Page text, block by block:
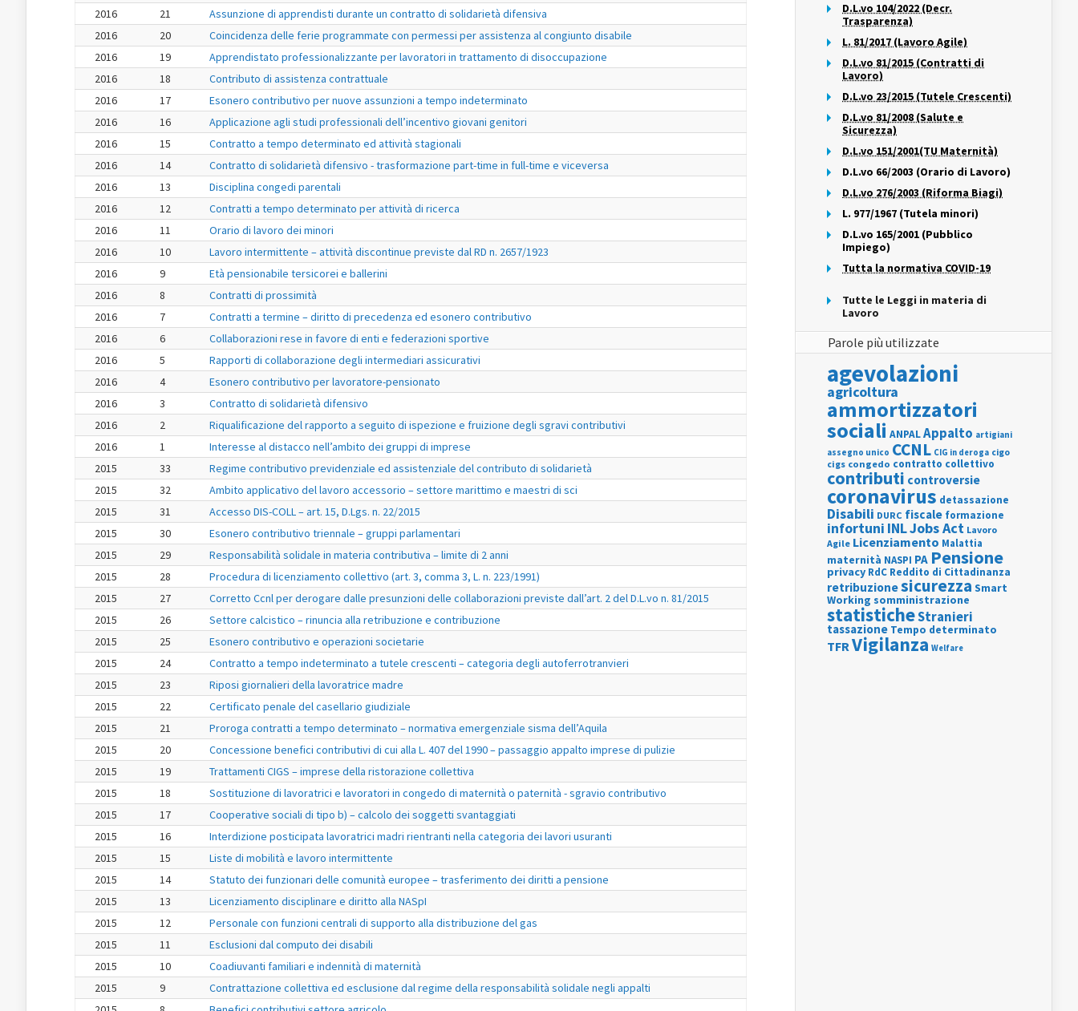
2016
21
Assunzione di apprendisti durante un contratto di solidarietà difensiva
2016
20
Coincidenza delle ferie programmate con permessi per assistenza al congiunto disabile
2016
19
Apprendistato professionalizzante per lavoratori in trattamento di disoccupazione
2016
18
Contributo di assistenza contrattuale
2016
17
Esonero contributivo per nuove assunzioni a tempo indeterminato
2016
16
Applicazione agli studi professionali dell’incentivo giovani genitori
2016
15
Contratto a tempo determinato ed attività stagionali
2016
14
Contratto di solidarietà difensivo - trasformazione part-time in full-time e viceversa
2016
13
Disciplina congedi parentali
2016
12
Contratti a tempo determinato per attività di ricerca
2016
11
Orario di lavoro dei minori
2016
10
Lavoro intermittente – attività discontinue previste dal RD n. 2657/1923
2016
9
Età pensionabile tersicorei e ballerini
2016
8
Contratti di prossimità
2016
7
Contratti a termine – diritto di precedenza ed esonero contributivo
2016
6
Collaborazioni rese in favore di enti e federazioni sportive
2016
5
Rapporti di collaborazione degli intermediari assicurativi
2016
4
Esonero contributivo per lavoratore-pensionato
2016
3
Contratto di solidarietà difensivo
2016
2
Riqualificazione del rapporto a seguito di ispezione e fruizione degli sgravi contributivi
2016
1
Interesse al distacco nell’ambito dei gruppi di imprese
2015
33
Regime contributivo previdenziale ed assistenziale del contributo di solidarietà
2015
32
Ambito applicativo del lavoro accessorio – settore marittimo e maestri di sci
2015
31
Accesso DIS-COLL – art. 15, D.Lgs. n. 22/2015
2015
30
Esonero contributivo triennale – gruppi parlamentari
2015
29
Responsabilità solidale in materia contributiva – limite di 2 anni
2015
28
Procedura di licenziamento collettivo (art. 3, comma 3, L. n. 223/1991)
2015
27
Corretto Ccnl per derogare dalle presunzioni delle collaborazioni previste dall’art. 2 del D.L.vo n. 81/2015
2015
26
Settore calcistico – rinuncia alla retribuzione e contribuzione
2015
25
Esonero contributivo e operazioni societarie
2015
24
Contratto a tempo indeterminato a tutele crescenti – categoria degli autoferrotranvieri
2015
23
Riposi giornalieri della lavoratrice madre
2015
22
Certificato penale del casellario giudiziale
2015
21
Proroga contratti a tempo determinato – normativa emergenziale sisma dell’Aquila
2015
20
Concessione benefici contributivi di cui alla L. 407 del 1990 – passaggio appalto imprese di pulizie
2015
19
Trattamenti CIGS – imprese della ristorazione collettiva
2015
18
Sostituzione di lavoratrici e lavoratori in congedo di maternità o paternità - sgravio contributivo
2015
17
Cooperative sociali di tipo b) – calcolo dei soggetti svantaggiati
2015
16
Interdizione posticipata lavoratrici madri rientranti nella categoria dei lavori usuranti
2015
15
Liste di mobilità e lavoro intermittente
2015
14
Statuto dei funzionari delle comunità europee – trasferimento dei diritti a pensione
2015
13
Licenziamento disciplinare e diritto alla NASpI
2015
12
Personale con funzioni centrali di supporto alla distribuzione del gas
2015
11
Esclusioni dal computo dei disabili
2015
10
Coadiuvanti familiari e indennità di maternità
2015
9
Contrattazione collettiva ed esclusione dal regime della responsabilità solidale negli appalti
D.L.vo 104/2022 (Decr.
Trasparenza)
L. 81/2017 (Lavoro Agile)
D.L.vo 81/2015 (Contratti di
Lavoro)
D.L.vo 23/2015 (Tutele Crescenti)
D.L.vo 81/2008 (Salute e
Sicurezza)
D.L.vo 151/2001(TU Maternità)
D.L.vo 66/2003 (Orario di Lavoro)
D.L.vo 276/2003 (Riforma Biagi)
L. 977/1967 (Tutela minori)
D.L.vo 165/2001 (Pubblico
Impiego)
Tutta la normativa COVID-19
Tutte le Leggi in materia di
Lavoro
Parole più utilizzate
agevolazioni
agricoltura
ammortizzatori
sociali ANPALAppalto artigiani
assegno unico CCNL CIG in deroga cigo
cigs congedo contratto collettivo
contributi controversie
coronavirus detassazione
Disabili DURC fiscale formazione
infortuni INLJobs Act Lavoro
Agile Licenziamento Malattia
maternità NASPI PA Pensione
privacy RdC Reddito di Cittadinanza
retribuzionesicurezza Smart
Working somministrazione
statisticheStranieri
tassazione Tempo determinato
TFRVigilanza Welfare